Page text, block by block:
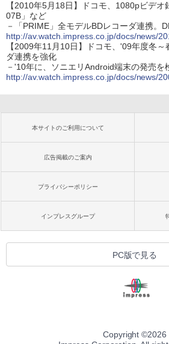
【2010年5月18日】ドコモ、1080pビデ
07B」など
－「PRIME」全モデルBDレコーダ連携。
http://av.watch.impress.co.jp/docs/news/
【2009年11月10日】ドコモ、'09年度冬
ダ連携を強化
－'10年に、ソニエリAndroid端末の発売を
http://av.watch.impress.co.jp/docs/news/
本サイトのご利用について
広告掲載のご案内
プライバシーポリシー
インプレスグループ
PC版で見る
Copyright ©2026